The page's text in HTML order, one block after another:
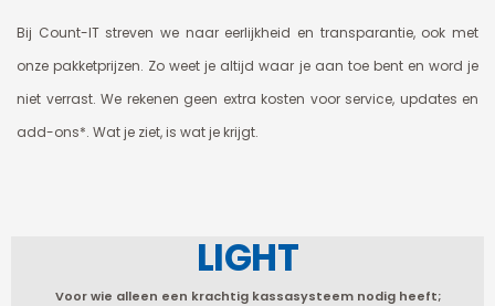
Bij Count-IT streven we naar eerlijkheid en transparantie, ook met
onze pakketprijzen. Zo weet je altijd waar je aan toe bent en word je
niet verrast. We rekenen geen extra kosten voor service, updates en
add-ons*. Wat je ziet, is wat je krijgt.
LIGHT
Voor wie alleen een krachtig kassasysteem nodig heeft;